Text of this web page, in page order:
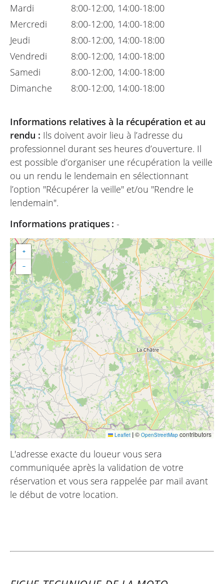
Mardi
Mercredi
Jeudi
Vendredi
Samedi
Dimanche
8:00-12:00, 14:00-18:00
8:00-12:00, 14:00-18:00
8:00-12:00, 14:00-18:00
8:00-12:00, 14:00-18:00
8:00-12:00, 14:00-18:00
8:00-12:00, 14:00-18:00
Informations relatives à la récupération et au
rendu : Ils doivent avoir lieu à l’adresse du
professionnel durant ses heures d’ouverture. Il
est possible d’organiser une récupération la veille
ou un rendu le lendemain en sélectionnant
l’option "Récupérer la veille" et/ou "Rendre le
lendemain".
Informations pratiques : -
+
−
Leaflet |© OpenStreetMap contributors
L'adresse exacte du loueur vous sera
communiquée après la validation de votre
réservation et vous sera rappelée par mail avant
le début de votre location.